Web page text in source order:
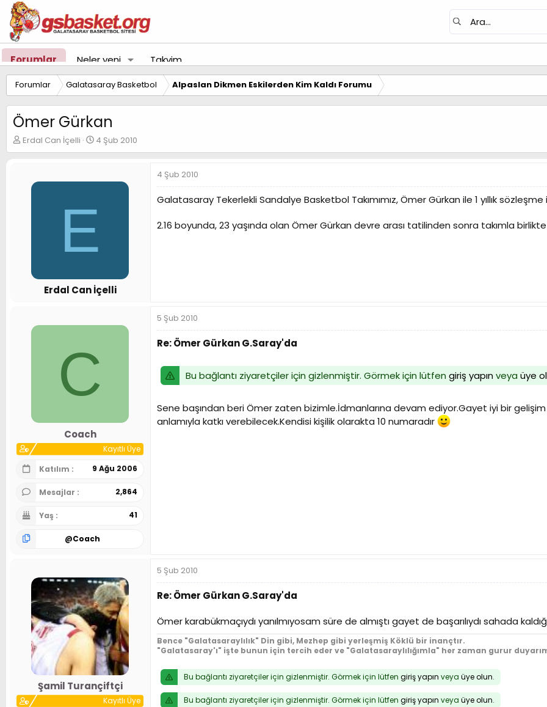
Forumlar Neler yeni Takvim
Forumlar Galatasaray Basketbol Alpaslan Dikmen Eskilerden Kim Kaldı Forumu
Ömer Gürkan
K
o
Erdal Can İçelli
B
a
a
ı
a
h
i
4 Şub 2010
E
Erdal Can İçelli
4 Şub 2010
Galatasaray Tekerlekli Sandalye Basketbol Takımımız, Ömer Gürkan ile 1 yıllık sözleşme
2.16 boyunda, 23 yaşında olan Ömer Gürkan devre arası tatilinden sonra takımla
C
Coach
Kayıtlı Üye
Katılım
9 Ağu 2006
Mesajlar 2,864
Yaş 41
@Coach
5 Şub 2010
Re: Ömer Gürkan G.Saray'da
Bu bağlantı ziyaretçiler için gizlenmiştir. Görmek için lütfen giriş yapınveya üye
Sene başından beri Ömer zaten bizimle.İdmanlarına devam ediyor.Gayet iyi bir
anlamıyla katkı verebilecek.Kendisi kişilik olarakta 10 numaradır
Şamil Turançiftçi
Kayıtlı Üye
5 Şub 2010
Re: Ömer Gürkan G.Saray'da
Ömer karabükmaçıydı yanılmıyosam süre de almıştı gayet de başarılıydı sahada
Bence "Galatasaraylılık" Din gibi, Mezhep gibi yerleşmiş Köklü bir inançtır.
"Galatasaray'ı" işte bunun için tercih eder ve "Galatasaraylılığımla" her zaman gurur
Bu bağlantı ziyaretçiler için gizlenmiştir. Görmek için lütfen giriş yapın veya üye olun.
Bu bağlantı ziyaretçiler için gizlenmiştir. Görmek için lütfen giriş yapın veya üye olun.